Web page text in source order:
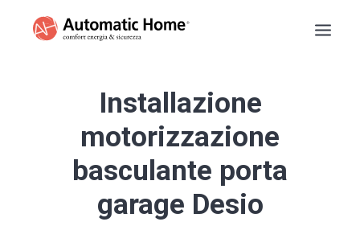
TENDE DA SOLE
PERSIANE
Installazione
motorizzazione
basculante porta
garage Desio